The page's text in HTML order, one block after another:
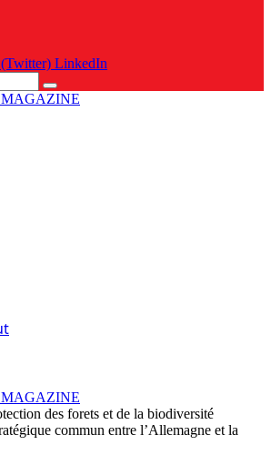
LinkedIn
des forets et de la biodiversité
commun entre l’Allemagne et la